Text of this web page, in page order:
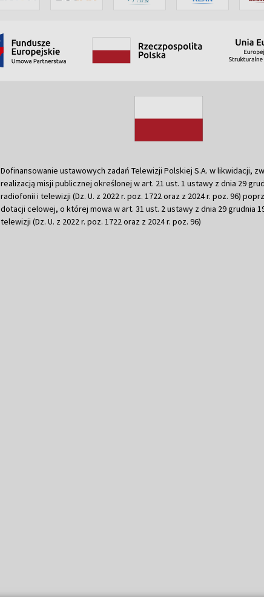
Dofinansowanie ustawowych zadań Telewizji Polskiej S.A. w likwidacji,
realizacją misji publicznej określonej w art. 21 ust. 1 ustawy z dnia 29
radiofonii i telewizji (Dz. U. z 2022 r. poz. 1722 oraz z 2024 r. poz. 96)
dotacji celowej, o której mowa w art. 31 ust. 2 ustawy z dnia 29 grudnia
telewizji (Dz. U. z 2022 r. poz. 1722 oraz z 2024 r. poz. 96)